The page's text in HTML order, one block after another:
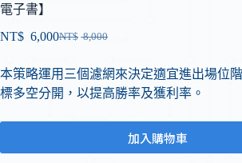
電子書】
NT$ 8,000
NT$ 6,000
本策略運用三個濾網來決定適宜進出場位
標多空分開，以提高勝率及獲利率。
加入購物車